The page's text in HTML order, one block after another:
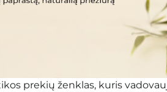
prekių ženklas, kuris